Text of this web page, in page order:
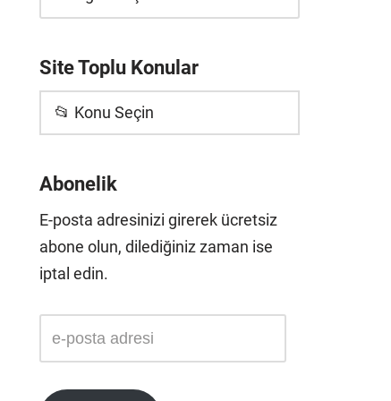
Site Toplu Konular
📂 Konu Seçin
Abonelik
E-posta adresinizi girerek ücretsiz
abone olun, dilediğiniz zaman ise
iptal edin.